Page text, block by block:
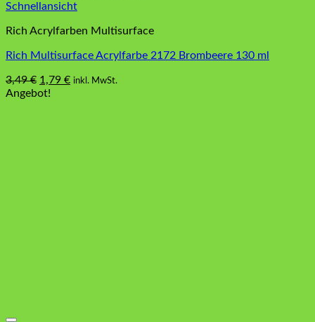
Schnellansicht
Rich Acrylfarben Multisurface
Rich Multisurface Acrylfarbe 2172 Brombeere 130 ml
3,49€ Ursprünglicher
Preis
1,79 €Aktueller
inkl. MwSt.
Angebot!